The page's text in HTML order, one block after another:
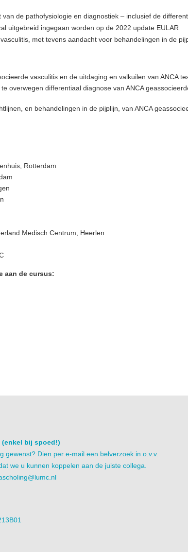
de pathofysiologie en diagnostiek – inclusief de
uitgebreid ingegaan worden op de 2022 update EULAR
met tevens aandacht voor behandelingen in de
vasculitis en de uitdaging en valkuilen van ANCA
overwegen differentiaal diagnose van ANCA
en behandelingen in de pijplijn, van ANCA
Rotterdam
Medisch Centrum, Heerlen
aan de cursus:
(enkel bij spoed!)
gewenst? Dien per e-mail een belverzoek in o.v.v.
we u kunnen koppelen aan de juiste collega.